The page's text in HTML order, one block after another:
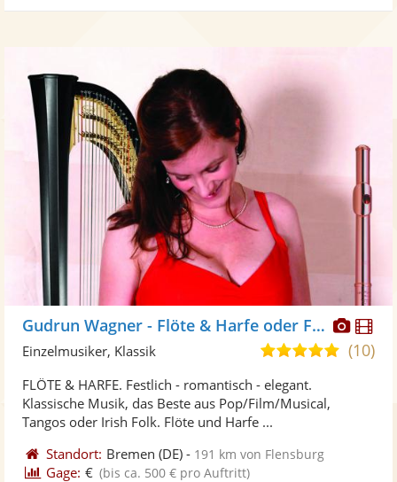
Gudrun Wagner - Flöte & Harfe oder Flöte solo
5,0(10)
Einzelmusiker, Klassik
FLÖTE & HARFE. Festlich - romantisch - elegant.
Klassische Musik, das Beste aus Pop/Film/Musical,
Tangos oder Irish Folk. Flöte und Harfe ...
Standort: Bremen (DE) - 191 km von Flensburg
Gage: € (bis ca. 500 € pro Auftritt)